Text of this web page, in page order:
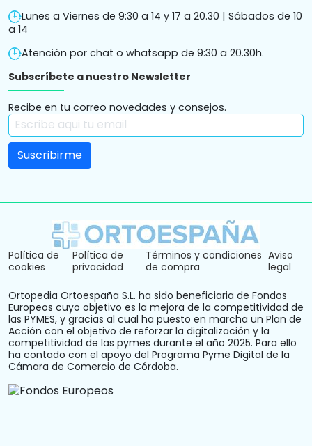
Lunes a Viernes de 9:30 a 14 y 17 a 20.30 | Sábados de 10
a 14
Atención por chat o whatsapp de 9:30 a 20.30h.
Subscríbete a nuestro Newsletter
Recibe en tu correo novedades y consejos.
Política de
cookies
Política de
privacidad
Términos y condiciones
de compra
Aviso
legal
Ortopedia Ortoespaña S.L. ha sido beneficiaria de Fondos
Europeos cuyo objetivo es la mejora de la competitividad de
las PYMES, y gracias al cual ha puesto en marcha un Plan de
Acción con el objetivo de reforzar la digitalización y la
competitividad de las pymes durante el año 2025. Para ello
ha contado con el apoyo del Programa Pyme Digital de la
Cámara de Comercio de Córdoba.